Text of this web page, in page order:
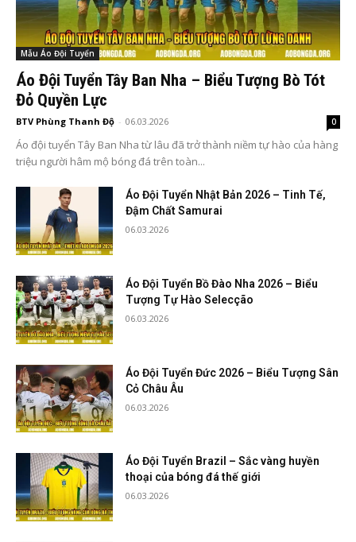
Mẫu Áo Đội Tuyển
Áo Đội Tuyển Tây Ban Nha – Biểu Tượng Bò Tót
Đỏ Quyền Lực
BTV Phùng Thanh Độ - 06.03.2026 0
Áo đội tuyển Tây Ban Nha từ lâu đã trở thành niềm tự hào của hàng
triệu người hâm mộ bóng đá trên toàn...
Áo Đội Tuyển Nhật Bản 2026 – Tinh Tế,
Đậm Chất Samurai
06.03.2026
Áo Đội Tuyển Bồ Đào Nha 2026 – Biểu
Tượng Tự Hào Selecção
06.03.2026
Áo Đội Tuyển Đức 2026 – Biểu Tượng Sân
Cỏ Châu Âu
06.03.2026
Áo Đội Tuyển Brazil – Sắc vàng huyền
thoại của bóng đá thế giới
06.03.2026